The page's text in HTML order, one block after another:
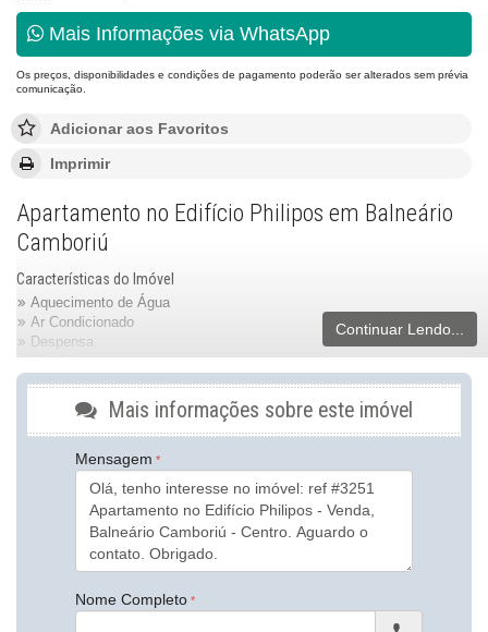
Mais Informações via WhatsApp
Os preços, disponibilidades e condições de pagamento poderão ser alterados sem prévia
comunicação.
Adicionar aos Favoritos
Imprimir
Apartamento no Edifício Philipos em Balneário
Camboriú
Características do Imóvel
Aquecimento de Água
Ar Condicionado
Despensa
Piso Porcelanato
Decorado
Móveis Planejados
Área de Serviço
Sacada com Churrasqueira
Sala de Estar
Sala de Jantar
Cozinha Americana
Banheiro Social
Demi-Suíte
Captação de Água
Continuar Lendo...
Mais informações sobre este imóvel
Mensagem
Nome Completo